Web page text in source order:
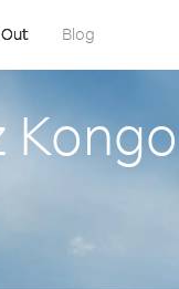
Blog
Kongo